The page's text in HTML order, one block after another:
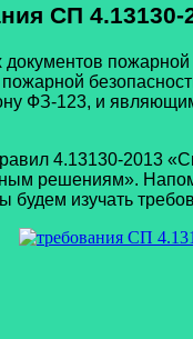
СП
пожарной
ФЗ-123, и
4.13130-2013
решениям».
будем изучать